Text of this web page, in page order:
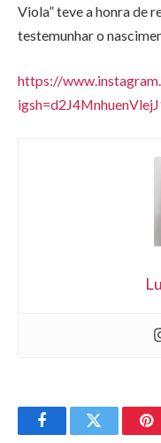
Viola” teve a honra de
testemunhar o
https://
FacebookTwitter